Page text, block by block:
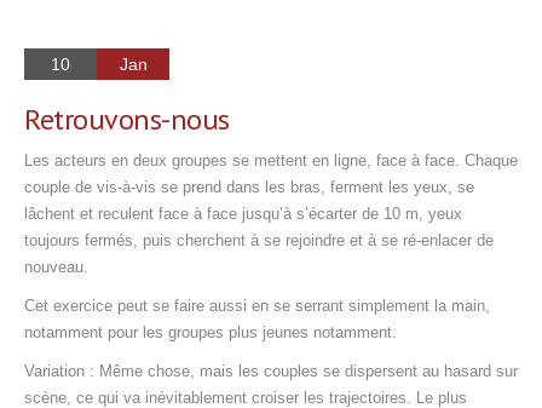
10 Jan
Retrouvons-nous
Les acteurs en deux groupes se mettent en ligne, face à face. Chaque
couple de vis-à-vis se prend dans les bras, ferment les yeux, se
lâchent et reculent face à face jusqu’à s’écarter de 10 m, yeux
toujours fermés, puis cherchent à se rejoindre et à se ré-enlacer de
nouveau.
Cet exercice peut se faire aussi en se serrant simplement la main,
notamment pour les groupes plus jeunes notamment.
Variation : Même chose, mais les couples se dispersent au hasard sur
scène, ce qui va inévitablement croiser les trajectoires. Le plus